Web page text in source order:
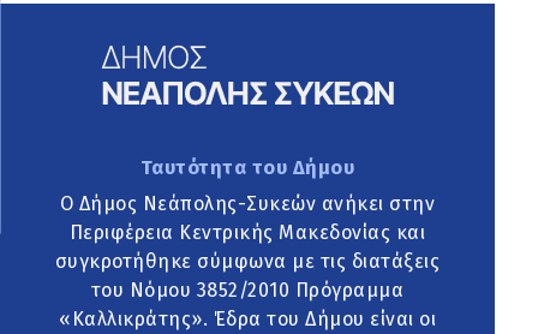
Ταυτότητα του Δήμου
Ο Δήμος Νεάπολης-Συκεών ανήκει στην
Περιφέρεια Κεντρικής Μακεδονίας και
συγκροτήθηκε σύμφωνα με τις διατάξεις
του Νόμου 3852/2010 Πρόγραμμα
«Καλλικράτης». Έδρα του Δήμου είναι οι